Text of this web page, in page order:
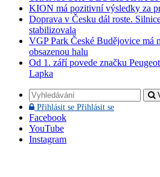
KION má pozitivní výsledky za
Doprava v Česku dál roste.
stabilizovala
VGP Park České Budějovice má
obsazenou halu
Od 1. září povede značku
Lapka
Přihlásit se Přihlásit se
Facebook
YouTube
Instagram